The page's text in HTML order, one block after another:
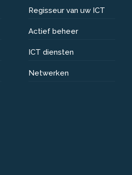
Regisseur van uw ICT
Actief beheer
ICT diensten
Netwerken